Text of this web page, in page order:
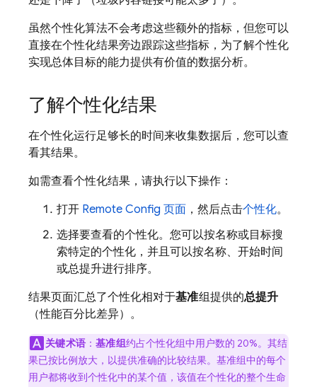
虽然个性化算法不会考虑这些额外的指标，但您可以
直接在个性化结果旁边跟踪这些指标，为了解个性化
实现总体目标的能力提供有价值的数据分析。
了解个性化结果
在个性化运行足够长的时间来收集数据后，您可以查
看其结果。
如需查看个性化结果，请执行以下操作：
打开 Remote Config 页面 ，然后点击个性化。
选择要查看的个性化。您可以按名称或目标搜
索特定的个性化，并且可以按名称、开始时间
或总提升进行排序。
结果页面汇总了个性化相对于基准组提供的总提升
（性能百分比差异）。
关键术语 ： 基准组约占个性化组中用户数的 20%。其结
果已按比例放大，以提供准确的比较结果。基准组中的每个
用户都将收到个性化中的某个值，该值在个性化的整个生命